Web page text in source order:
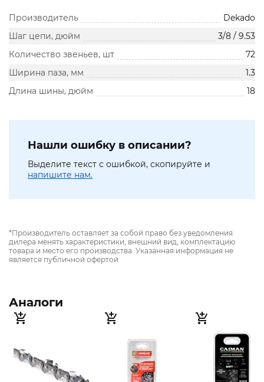
Производитель
Dekado
Шаг цепи, дюйм
3/8 / 9.53
Количество звеньев, шт
72
Ширина паза, мм
1.3
Длина шины, дюйм
18
Нашли ошибку в описании?
Выделите текст с ошибкой, скопируйте и
напишите нам.
*Производитель оставляет за собой право без уведомления
дилера менять характеристики, внешний вид, комплектацию
товара и место его производства. Указанная информация не
является публичной офертой
Аналоги